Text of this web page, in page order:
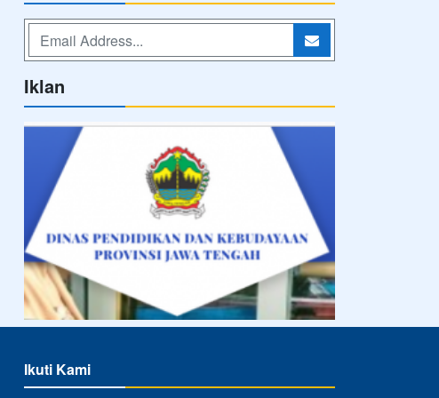
Iklan
Ikuti Kami